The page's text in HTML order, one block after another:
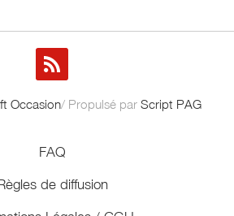
Occasion/ Propulsé par Script PAG
FAQ
de diffusion